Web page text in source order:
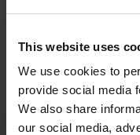
This website uses
We use cookies to
provide social media
We also share
our social media,
Sportarten
Wander- &
Etappen)